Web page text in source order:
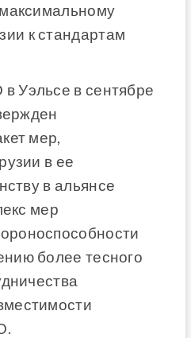
максимальному
кстандартам
вУэльсе в сентябре
мер,
в ее
в альянсе
мер
более тесного
.